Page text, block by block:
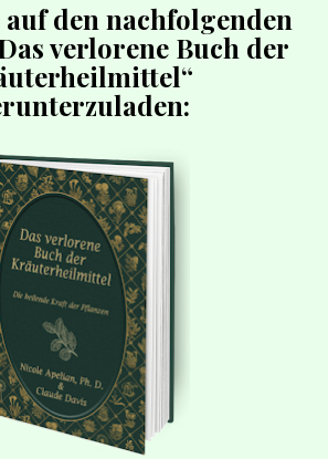
den nachfolgenden
verlorene Buch der